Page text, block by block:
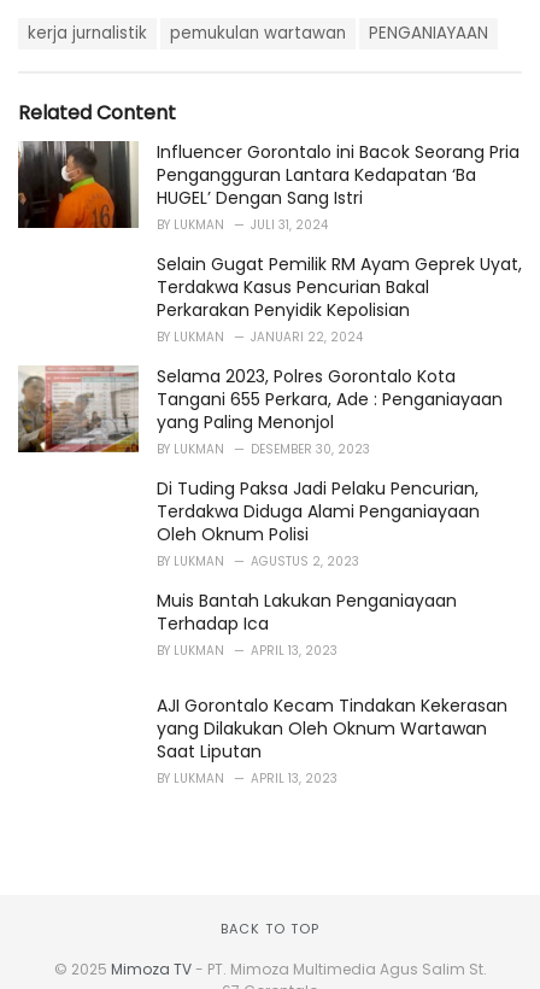
r
i
e
s
:
:
kerja jurnalistik pemukulan wartawan PENGANIAYAAN
Related Content
Influencer Gorontalo ini Bacok Seorang Pria
Pengangguran Lantara Kedapatan ‘Ba
HUGEL’ Dengan Sang Istri
BY LUKMAN JULI 31, 2024
Selain Gugat Pemilik RM Ayam Geprek Uyat,
Terdakwa Kasus Pencurian Bakal
Perkarakan Penyidik Kepolisian
BY LUKMAN JANUARI 22, 2024
Selama 2023, Polres Gorontalo Kota
Tangani 655 Perkara, Ade : Penganiayaan
yang Paling Menonjol
BY LUKMAN DESEMBER 30, 2023
Di Tuding Paksa Jadi Pelaku Pencurian,
Terdakwa Diduga Alami Penganiayaan
Oleh Oknum Polisi
BY LUKMAN AGUSTUS 2, 2023
Muis Bantah Lakukan Penganiayaan
Terhadap Ica
BY LUKMAN APRIL 13, 2023
AJI Gorontalo Kecam Tindakan Kekerasan
yang Dilakukan Oleh Oknum Wartawan
Saat Liputan
BY LUKMAN APRIL 13, 2023
BACK TO TOP
© 2025 Mimoza TV- PT. Mimoza Multimedia Agus Salim St.